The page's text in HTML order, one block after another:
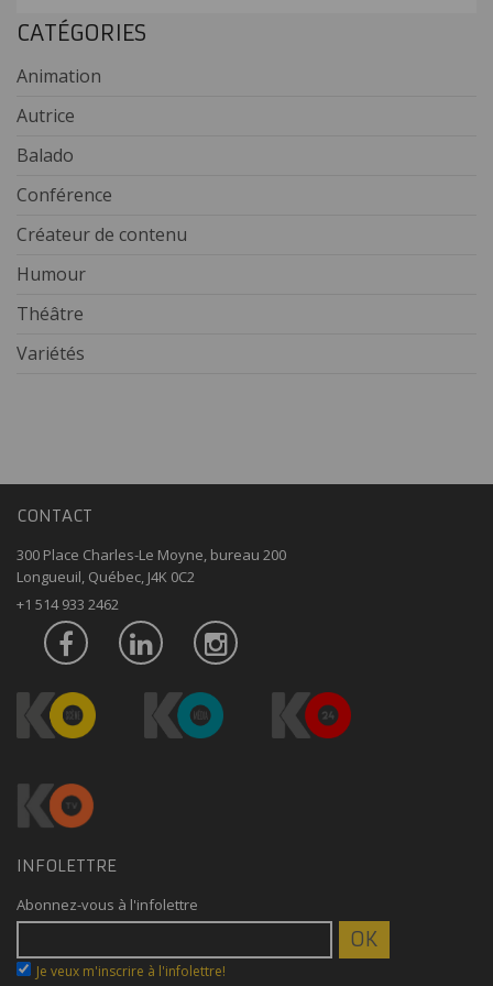
CATÉGORIES
Animation
Autrice
Balado
Conférence
Créateur de contenu
Humour
Théâtre
Variétés
CONTACT
300 Place Charles-Le Moyne, bureau 200
Longueuil, Québec, J4K 0C2
+1 514 933 2462
INFOLETTRE
Abonnez-vous à l'infolettre
Je veux m'inscrire à l'infolettre!